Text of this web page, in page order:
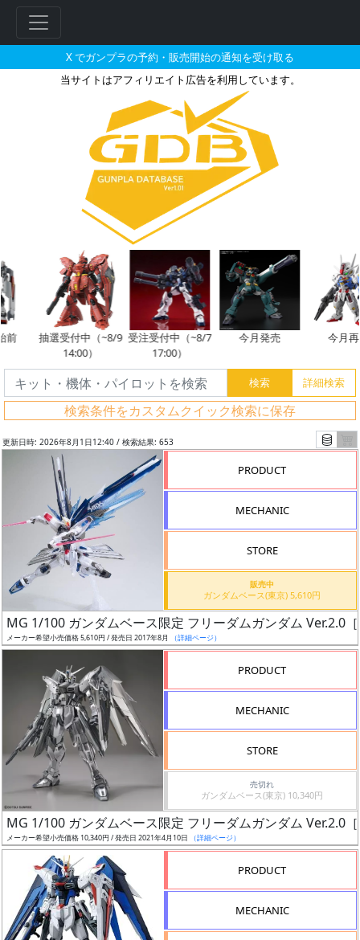
X でガンプラの予約・販売開始の通知を受け取る
当サイトはアフィリエイト広告を利用しています。
MG 1/100 ガンダムベース限定
抽選受付中（~8/9
14:00）
受注受付中（~8/7
17:00）
今月発売 今月再販
検索条件をカスタムクイック検索に保存
フ
リ
索
グ
レ
更新日時: 2026年8月1日12:40 / 検索結果: 653
PRODUCT
MECHANIC
STORE
販売中
ガンダムベース(東京) 5,610円
MG 1/100 ガンダムベース限定 フリーダムガンダム Ver.2.0
メーカー希望小売価格 5,610円 / 発売日 2017年8月 （詳細ページ）
PRODUCT
MECHANIC
STORE
売切れ
ガンダムベース(東京) 10,340円
MG 1/100 ガンダムベース限定 フリーダムガンダム Ver.2.0
メーカー希望小売価格 10,340円 / 発売日 2021年4月10日 （詳細ページ）
PRODUCT
MECHANIC